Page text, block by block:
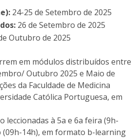
24-25 de Setembro de 2025
26 de Setembro de 2025
Outubro de 2025
em módulos distribuídos entre
Outubro 2025 e Maio de
da Faculdade de Medicina
Católica Portuguesa, em
leccionadas à 5a e 6a feira (9h-
(09h-14h), em formato b-learning